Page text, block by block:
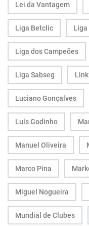
Lei da Vantagem
Liga Betclic Liga
Liga dos Campeões
Liga Sabseg
Luciano Gonçalves
Luís Godinho
Manuel Oliveira
Marco Pina
Miguel Nogueira
Mundial de Clubes